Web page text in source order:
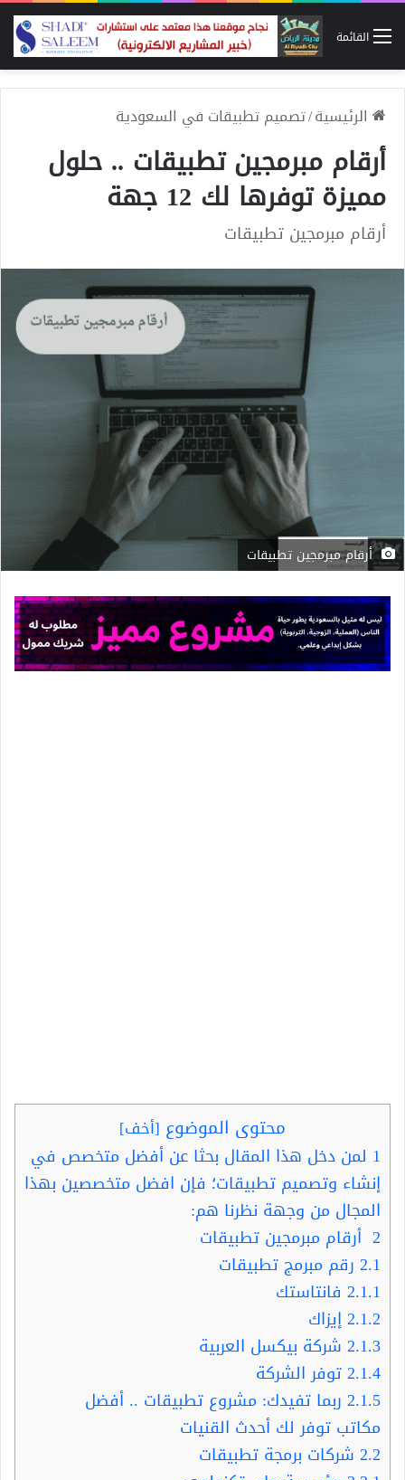
القائمة
الرئيسية/تصميم تطبيقات في السعودية
أرقام مبرمجين تطبيقات .. حلول
مميزة توفرها لك 12 جهة
أرقام مبرمجين تطبيقات
أرقام مبرمجين تطبيقات
محتوى الموضوع [أخف]
1 لمن دخل هذا المقال بحثا عن أفضل متخصص في
إنشاء وتصميم تطبيقات؛ فإن افضل متخصصين بهذا
المجال من وجهة نظرنا هم:
2 أرقام مبرمجين تطبيقات
2.1 رقم مبرمج تطبيقات
2.1.1 فانتاستك
2.1.2إيزاك
2.1.3 شركة بيكسل العربية
2.1.4توفر الشركة
2.1.5 ربما تفيدك: مشروع تطبيقات .. أفضل
مكاتب توفر لك أحدث القنيات
2.2 شركات برمجة تطبيقات